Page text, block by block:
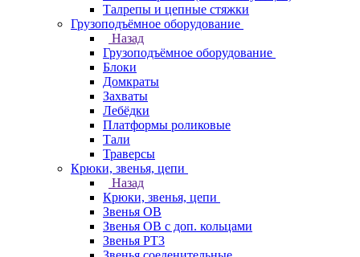
Талрепы и цепные стяжки
Грузоподъёмное оборудование
Назад
Грузоподъёмное оборудование
Блоки
Домкраты
Захваты
Лебёдки
Платформы роликовые
Тали
Траверсы
Крюки, звенья, цепи
Назад
Крюки, звенья, цепи
Звенья ОВ
Звенья ОВ с доп. кольцами
Звенья РТ3